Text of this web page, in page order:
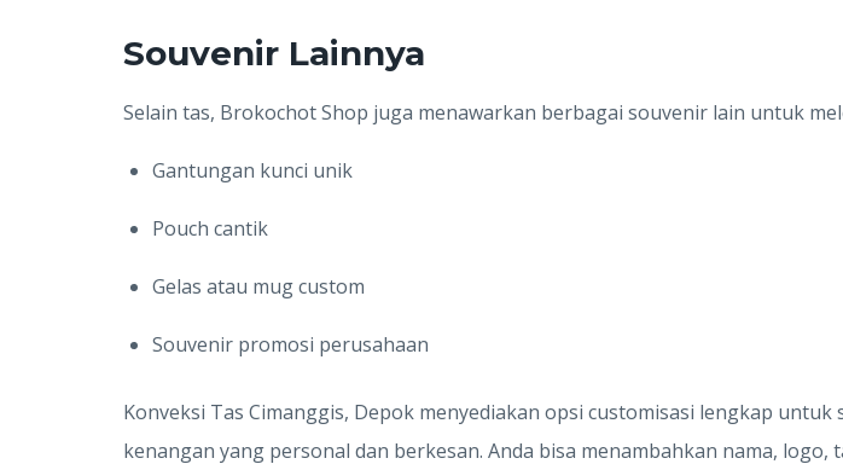
Souvenir Lainnya
Selain tas, Brokochot Shop juga menawarkan berbagai souvenir lain untuk
Gantungan kunci unik
Pouch cantik
Gelas atau mug custom
Souvenir promosi perusahaan
Konveksi Tas Cimanggis, Depok menyediakan opsi customisasi lengkap
kenangan yang personal dan berkesan. Anda bisa menambahkan nama,